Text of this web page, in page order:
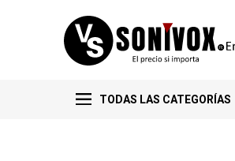
TODAS LAS CATEGORÍAS